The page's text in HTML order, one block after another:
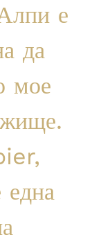
е
да
мое
една